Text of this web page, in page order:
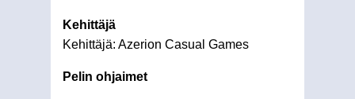
Kehittäjä
Kehittäjä: Azerion Casual Games
Pelin ohjaimet